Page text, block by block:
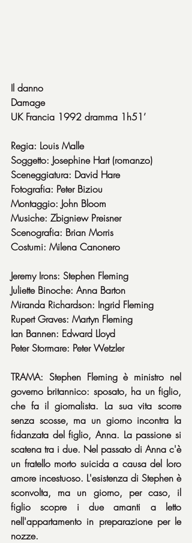
Il danno
Damage
UK Francia 1992 dramma 1h51’
Regia: Louis Malle
Soggetto: Josephine Hart (romanzo)
Sceneggiatura: David Hare
Fotografia: Peter Biziou
Montaggio: John Bloom
Musiche: Zbigniew Preisner
Scenografia: Brian Morris
Costumi: Milena Canonero
Jeremy Irons: Stephen Fleming
Juliette Binoche: Anna Barton
Miranda Richardson: Ingrid Fleming
Rupert Graves: Martyn Fleming
Ian Bannen: Edward Lloyd
Peter Stormare: Peter Wetzler
TRAMA: Stephen Fleming è ministro nel
governo britannico: sposato, ha un figlio,
che fa il giornalista. La sua vita scorre
senza scosse, ma un giorno incontra la
fidanzata del figlio, Anna. La passione si
scatena tra i due. Nel passato di Anna c'è
un fratello morto suicida a causa del loro
amore incestuoso. L'esistenza di Stephen è
sconvolta, ma un giorno, per caso, il
figlio scopre i due amanti a letto
nell'appartamento in preparazione per le
nozze.